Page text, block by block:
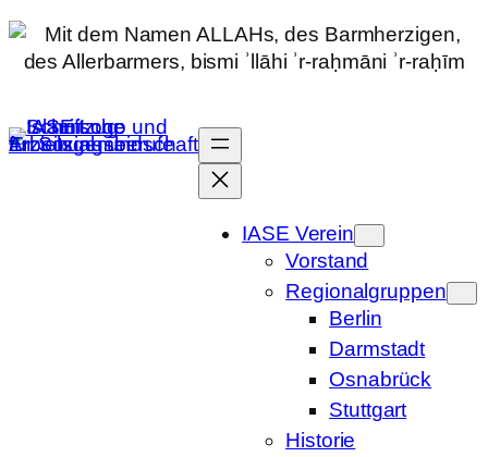
Zum
Inhalt
IASE Verein
Vorstand
Regionalgruppen
Berlin
Darmstadt
Osnabrück
Stuttgart
Historie